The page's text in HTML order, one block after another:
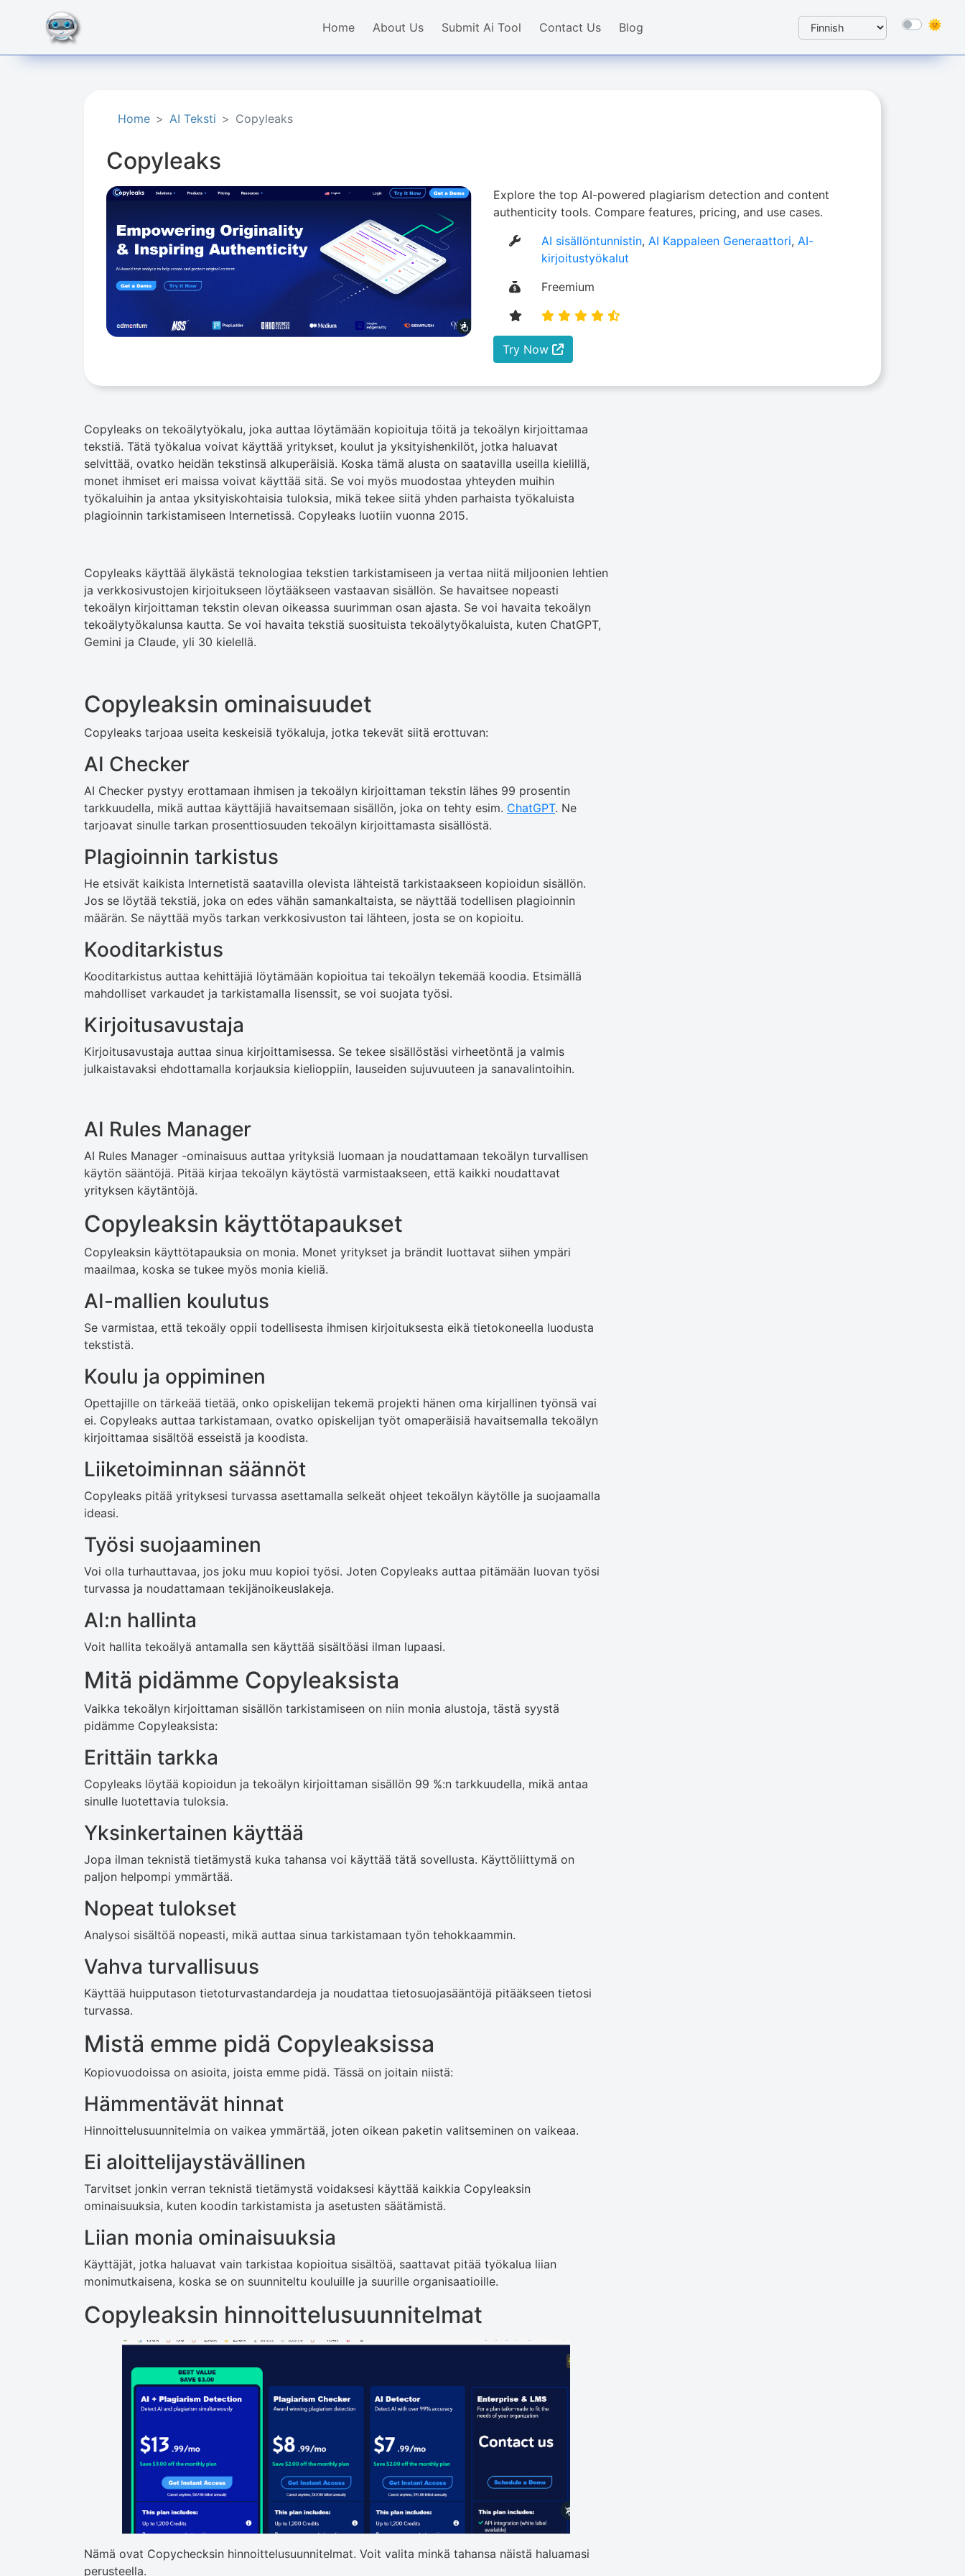
Home About Us Submit Ai Tool Contact Us Blog
Home AI Teksti Copyleaks
Copyleaks
Explore the top AI-powered plagiarism detection and content
authenticity tools. Compare features, pricing, and use cases.
AI sisällöntunnistin,AI Kappaleen Generaattori,AI-
kirjoitustyökalut
Freemium
Try Now
Copyleaks on tekoälytyökalu, joka auttaa löytämään kopioituja töitä ja tekoälyn kirjoittamaa
tekstiä. Tätä työkalua voivat käyttää yritykset, koulut ja yksityishenkilöt, jotka haluavat
selvittää, ovatko heidän tekstinsä alkuperäisiä. Koska tämä alusta on saatavilla useilla kielillä,
monet ihmiset eri maissa voivat käyttää sitä. Se voi myös muodostaa yhteyden muihin
työkaluihin ja antaa yksityiskohtaisia ​​tuloksia, mikä tekee siitä yhden parhaista työkaluista
plagioinnin tarkistamiseen Internetissä. Copyleaks luotiin vuonna 2015.
Copyleaks käyttää älykästä teknologiaa tekstien tarkistamiseen ja vertaa niitä miljoonien lehtien
ja verkkosivustojen kirjoitukseen löytääkseen vastaavan sisällön. Se havaitsee nopeasti
tekoälyn kirjoittaman tekstin olevan oikeassa suurimman osan ajasta. Se voi havaita tekoälyn
tekoälytyökalunsa kautta. Se voi havaita tekstiä suosituista tekoälytyökaluista, kuten ChatGPT,
Gemini ja Claude, yli 30 kielellä.
Copyleaksin ominaisuudet
Copyleaks tarjoaa useita keskeisiä työkaluja, jotka tekevät siitä erottuvan:
AI Checker
AI Checker pystyy erottamaan ihmisen ja tekoälyn kirjoittaman tekstin lähes 99 prosentin
tarkkuudella, mikä auttaa käyttäjiä havaitsemaan sisällön, joka on tehty esim. ChatGPT. Ne
tarjoavat sinulle tarkan prosenttiosuuden tekoälyn kirjoittamasta sisällöstä.
Plagioinnin tarkistus
He etsivät kaikista Internetistä saatavilla olevista lähteistä tarkistaakseen kopioidun sisällön.
Jos se löytää tekstiä, joka on edes vähän samankaltaista, se näyttää todellisen plagioinnin
määrän. Se näyttää myös tarkan verkkosivuston tai lähteen, josta se on kopioitu.
Kooditarkistus
Kooditarkistus auttaa kehittäjiä löytämään kopioitua tai tekoälyn tekemää koodia. Etsimällä
mahdolliset varkaudet ja tarkistamalla lisenssit, se voi suojata työsi.
Kirjoitusavustaja
Kirjoitusavustaja auttaa sinua kirjoittamisessa. Se tekee sisällöstäsi virheetöntä ja valmis
julkaistavaksi ehdottamalla korjauksia kielioppiin, lauseiden sujuvuuteen ja sanavalintoihin.
AI Rules Manager
AI Rules Manager -ominaisuus auttaa yrityksiä luomaan ja noudattamaan tekoälyn turvallisen
käytön sääntöjä. Pitää kirjaa tekoälyn käytöstä varmistaakseen, että kaikki noudattavat
yrityksen käytäntöjä.
Copyleaksin käyttötapaukset
Copyleaksin käyttötapauksia on monia. Monet yritykset ja brändit luottavat siihen ympäri
maailmaa, koska se tukee myös monia kieliä.
AI-mallien koulutus
Se varmistaa, että tekoäly oppii todellisesta ihmisen kirjoituksesta eikä tietokoneella luodusta
tekstistä.
Koulu ja oppiminen
Opettajille on tärkeää tietää, onko opiskelijan tekemä projekti hänen oma kirjallinen työnsä vai
ei. Copyleaks auttaa tarkistamaan, ovatko opiskelijan työt omaperäisiä havaitsemalla tekoälyn
kirjoittamaa sisältöä esseistä ja koodista.
Liiketoiminnan säännöt
Copyleaks pitää yrityksesi turvassa asettamalla selkeät ohjeet tekoälyn käytölle ja suojaamalla
ideasi.
Työsi suojaaminen
Voi olla turhauttavaa, jos joku muu kopioi työsi. Joten Copyleaks auttaa pitämään luovan työsi
turvassa ja noudattamaan tekijänoikeuslakeja.
AI:n hallinta
Voit hallita tekoälyä antamalla sen käyttää sisältöäsi ilman lupaasi.
Mitä pidämme Copyleaksista
Vaikka tekoälyn kirjoittaman sisällön tarkistamiseen on niin monia alustoja, tästä syystä
pidämme Copyleaksista:
Erittäin tarkka
Copyleaks löytää kopioidun ja tekoälyn kirjoittaman sisällön 99 %:n tarkkuudella, mikä antaa
sinulle luotettavia tuloksia.
Yksinkertainen käyttää
Jopa ilman teknistä tietämystä kuka tahansa voi käyttää tätä sovellusta. Käyttöliittymä on
paljon helpompi ymmärtää.
Nopeat tulokset
Analysoi sisältöä nopeasti, mikä auttaa sinua tarkistamaan työn tehokkaammin.
Vahva turvallisuus
Käyttää huipputason tietoturvastandardeja ja noudattaa tietosuojasääntöjä pitääkseen tietosi
turvassa.
Mistä emme pidä Copyleaksissa
Kopiovuodoissa on asioita, joista emme pidä. Tässä on joitain niistä:
Hämmentävät hinnat
Hinnoittelusuunnitelmia on vaikea ymmärtää, joten oikean paketin valitseminen on vaikeaa.
Ei aloittelijaystävällinen
Tarvitset jonkin verran teknistä tietämystä voidaksesi käyttää kaikkia Copyleaksin
ominaisuuksia, kuten koodin tarkistamista ja asetusten säätämistä.
Liian monia ominaisuuksia
Käyttäjät, jotka haluavat vain tarkistaa kopioitua sisältöä, saattavat pitää työkalua liian
monimutkaisena, koska se on suunniteltu kouluille ja suurille organisaatioille.
Copyleaksin hinnoittelusuunnitelmat
Nämä ovat Copychecksin hinnoittelusuunnitelmat. Voit valita minkä tahansa näistä haluamasi
perusteella.